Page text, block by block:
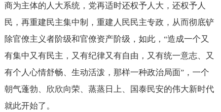
商为主体的人大系统，党再适时还权予人大，还权予人
民，再重建民主集中制，重建人民民主专政，从而彻底铲
除官僚主义者阶级和官僚资产阶级，如此， “造成一个又
有集中又有民主，又有纪律又有自由，又有统一意志、又
有个人心情舒畅、生动活泼，那样一种政治局面”，一个
朝气蓬勃、欣欣向荣、蒸蒸日上、国泰民安的伟大新时代
就此开始了。